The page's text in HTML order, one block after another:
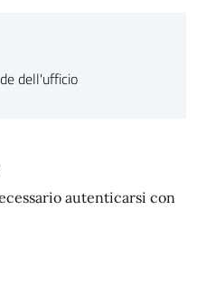
dell'ufficio
autenticarsi con